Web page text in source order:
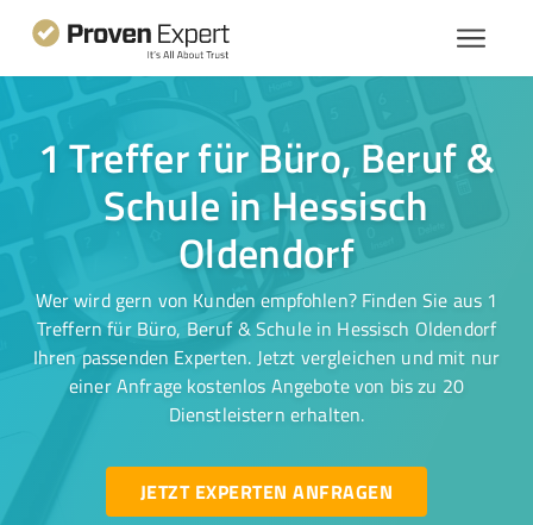
1 Treffer für Büro, Beruf &
Schule in Hessisch
Oldendorf
Wer wird gern von Kunden empfohlen? Finden Sie aus 1
Treffern für Büro, Beruf & Schule in Hessisch Oldendorf
Ihren passenden Experten. Jetzt vergleichen und mit nur
einer Anfrage kostenlos Angebote von bis zu 20
Dienstleistern erhalten.
JETZT EXPERTEN ANFRAGEN